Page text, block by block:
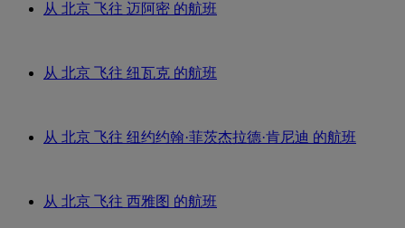
从 北京 飞往 迈阿密 的航班
从 北京 飞往 纽瓦克 的航班
从 北京 飞往 纽约约翰·菲茨杰拉德·肯尼迪 的航班
从 北京 飞往 西雅图 的航班